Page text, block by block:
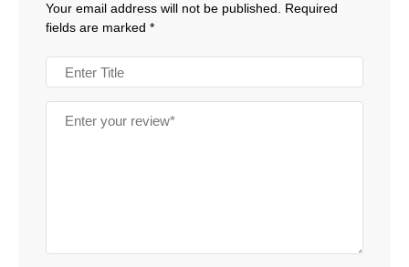
Your email address will not be published.
Required
fields are marked *